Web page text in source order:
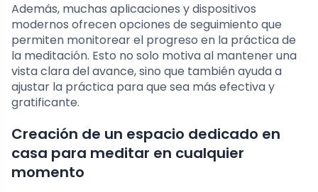
Además, muchas aplicaciones y dispositivos
modernos ofrecen opciones de seguimiento que
permiten monitorear el progreso en la práctica de
la meditación. Esto no solo motiva al mantener una
vista clara del avance, sino que también ayuda a
ajustar la práctica para que sea más efectiva y
gratificante.
Creación de un espacio dedicado en
casa para meditar en cualquier
momento